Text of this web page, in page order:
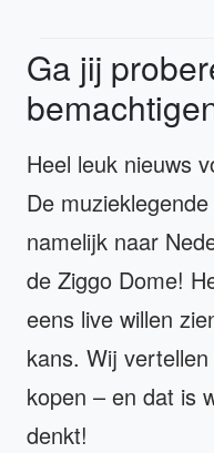
Ga jij
Heel leuk nieuws
De
namelijk naar
de Ziggo Dome!
eens live willen
kans. Wij
kopen – en dat is
denkt!